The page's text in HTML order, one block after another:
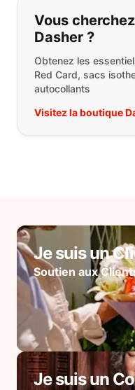
Vous
Dasher ?
Obtenez les
Red Card, sacs
autocollants
Visitez la boutique
Je suis un
Soutien aux
Je suis un